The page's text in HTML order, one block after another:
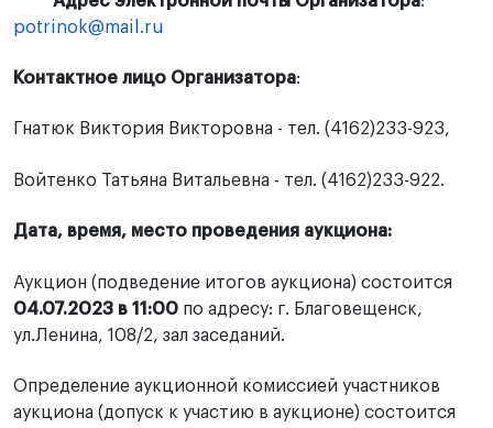
potrinok@mail.ru
Контактное лицо Организатора:
Гнатюк Виктория Викторовна - тел. (4162)233-923,
Войтенко Татьяна Витальевна - тел. (4162)233-922.
Дата, время, место проведения аукциона:
Аукцион (подведение итогов аукциона) состоится
04.07.2023 в 11:00 по адресу: г. Благовещенск,
ул.Ленина, 108/2, зал заседаний.
Определение аукционной комиссией участников
аукциона (допуск к участию в аукционе) состоится